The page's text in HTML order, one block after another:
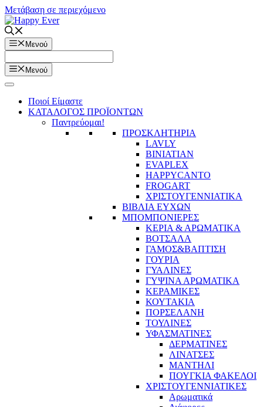
Μετάβαση σε περιεχόμενο
Μενού
Μενού
Ποιοί Είμαστε
ΚΑΤΑΛΟΓΟΣ ΠΡΟΪΟΝΤΩΝ
Παντρεύομαι!
ΠΡΟΣΚΛΗΤΗΡΙΑ
LAVLY
BINIATIAN
EVAPLEX
HAPPYCANTO
FROGART
ΧΡΙΣΤΟΥΓΕΝΝΙΑΤΙΚΑ
ΒΙΒΛΙΑ ΕΥΧΩΝ
ΜΠΟΜΠΟΝΙΕΡΕΣ
ΚΕΡΙΑ & ΑΡΩΜΑΤΙΚΑ
ΒΟΤΣΑΛΑ
ΓΑΜΟΣ&ΒΑΠΤΙΣΗ
ΓΟΥΡΙΑ
ΓΥΑΛΙΝΕΣ
ΓΥΨΙΝΑ ΑΡΩΜΑΤΙΚΑ
ΚΕΡΑΜΙΚΕΣ
ΚΟΥΤΑΚΙΑ
ΠΟΡΣΕΛΑΝΗ
ΤΟΥΛΙΝΕΣ
ΥΦΑΣΜΑΤΙΝΕΣ
ΔΕΡΜΑΤΙΝΕΣ
ΛΙΝΑΤΣΕΣ
ΜΑΝΤΗΛΙ
ΠΟΥΓΚΙΑ ΦΑΚΕΛΟΙ
ΧΡΙΣΤΟΥΓΕΝΝΙΑΤΙΚΕΣ
Αρωματικά